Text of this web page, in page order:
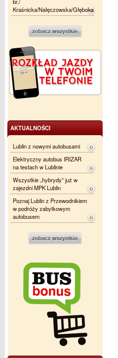
Kraśnicka/Nałęczowska/Głęboka
AKTUALNOŚCI
Lublin z nowymi autobusami
Elektryczny autobus IRIZAR
na testach w Lublinie
Wszystkie „hybrydy” już w
zajezdni MPK Lublin
Poznaj Lublin z Przewodnikiem
w podróży zabytkowym
autobusem